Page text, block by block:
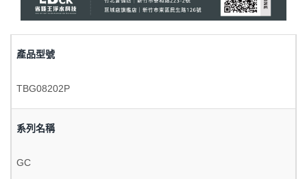
產品型號
TBG08202P
系列名稱
GC